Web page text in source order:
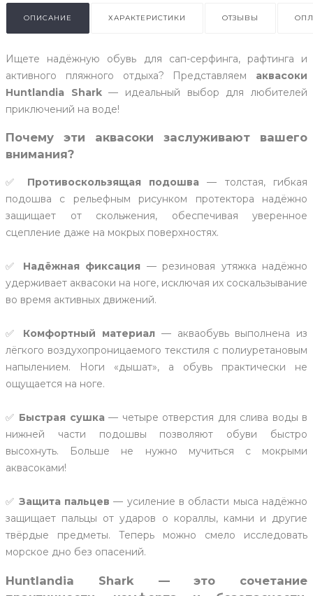
ОПИСАНИЕ ХАРАКТЕРИСТИКИ ОТЗЫВЫ
Ищете надёжную обувь для сап-серфинга, рафтинга и
активного пляжного отдыха? Представляем аквасоки
Huntlandia Shark— идеальный выбор для любителей
приключений на воде!
Почему эти аквасоки заслуживают вашего
внимания?
✅ Противоскользящая подошва— толстая, гибкая
подошва с рельефным рисунком протектора надёжно
защищает от скольжения, обеспечивая уверенное
сцепление даже на мокрых поверхностях.
✅ Надёжная фиксация — резиновая утяжка надёжно
удерживает аквасоки на ноге, исключая их соскальзывание
во время активных движений.
✅ Комфортный материал — акваобувь выполнена из
лёгкого воздухопроницаемого текстиля с полиуретановым
напылением. Ноги «дышат», а обувь практически не
ощущается на ноге.
✅ Быстрая сушка— четыре отверстия для слива воды в
нижней части подошвы позволяют обуви быстро
высохнуть. Больше не нужно мучиться с мокрыми
аквасоками!
✅ Защита пальцев — усиление в области мыса надёжно
защищает пальцы от ударов о кораллы, камни и другие
твёрдые предметы. Теперь можно смело исследовать
морское дно без опасений.
Huntlandia Shark — это сочетание